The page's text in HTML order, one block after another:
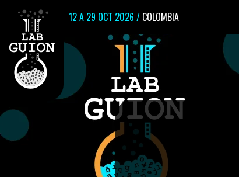
12 A 29 OCT 2026 / COLOMBIA